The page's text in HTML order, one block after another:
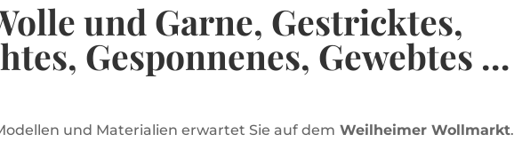
und Garne, Gestricktes,
Gesponnenes, Gewebtes …
und Materialien erwartet Sie auf dem Weilheimer Wollmarkt.